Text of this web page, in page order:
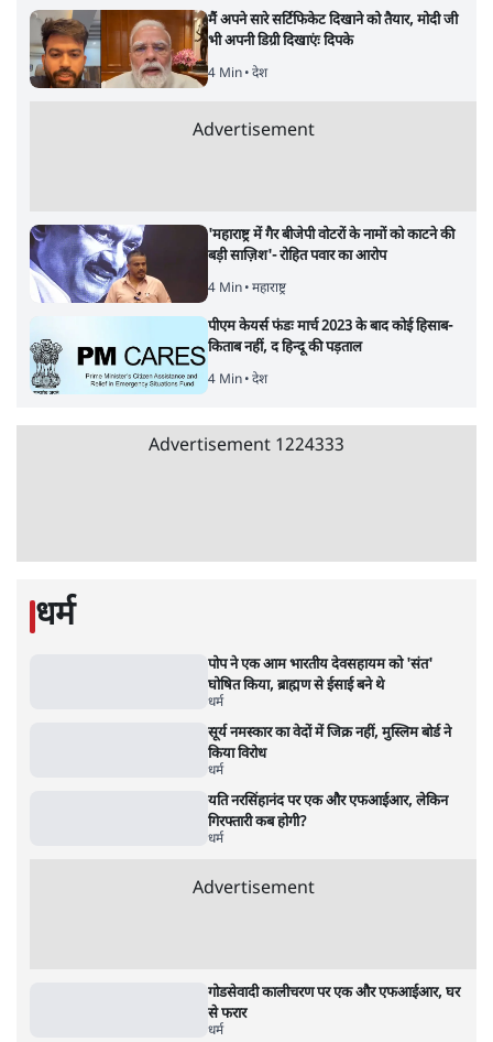
मैं अपने सारे सर्टिफिकेट दिखाने को तैयार, मोदी जी
भी अपनी डिग्री दिखाएंः दिपके
4 Min• देश
Advertisement
'महाराष्ट्र में गैर बीजेपी वोटरों के नामों को काटने की
बड़ी साज़िश'- रोहित पवार का आरोप
4 Min• महाराष्ट्र
पीएम केयर्स फंडः मार्च 2023 के बाद कोई हिसाब-
किताब नहीं, द हिन्दू की पड़ताल
4 Min• देश
Advertisement 1224333
धर्म
पोप ने एक आम भारतीय देवसहायम को 'संत'
घोषित किया, ब्राह्मण से ईसाई बने थे
धर्म
सूर्य नमस्कार का वेदों में जिक्र नहीं, मुस्लिम बोर्ड ने
किया विरोध
धर्म
यति नरसिंहानंद पर एक और एफआईआर, लेकिन
गिरफ्तारी कब होगी?
धर्म
Advertisement
गोडसेवादी कालीचरण पर एक और एफआईआर, घर
से फरार
धर्म